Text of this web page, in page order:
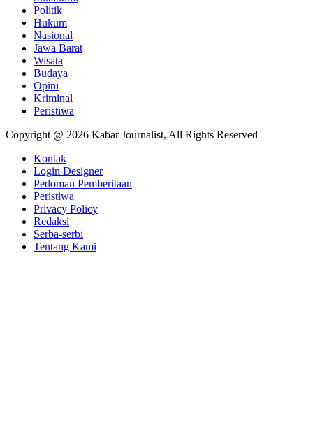
Politik
Hukum
Nasional
Jawa Barat
Wisata
Budaya
Opini
Kriminal
Peristiwa
Copyright @ 2026 Kabar Journalist, All Rights Reserved
Kontak
Login Designer
Pedoman Pemberitaan
Peristiwa
Privacy Policy
Redaksi
Serba-serbi
Tentang Kami